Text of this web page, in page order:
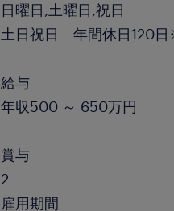
日曜日,土曜日,祝日
土日祝日 年間休日120
給与
年収500 ～ 650万円
賞与
2
雇用期間